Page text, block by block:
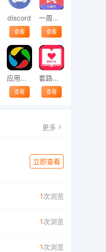
discord
查看
一周菜谱
查看
应用宝下载
查看
套路大全
查看
更多
立即查看
1次浏览
1次浏览
1次浏览